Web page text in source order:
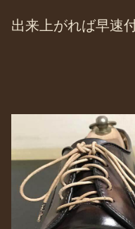
出来上がれば早速